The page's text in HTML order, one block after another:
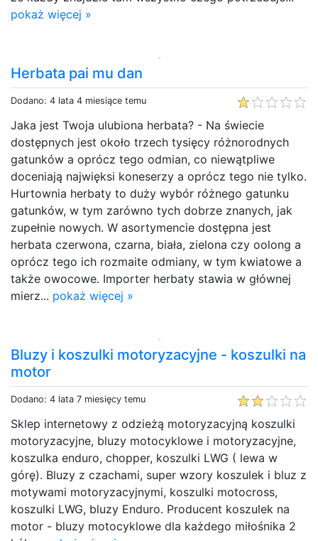
pokaż więcej »
Herbata pai mu dan
Dodano: 4 lata 4 miesiące temu
Jaka jest Twoja ulubiona herbata? - Na świecie
dostępnych jest około trzech tysięcy różnorodnych
gatunków a oprócz tego odmian, co niewątpliwe
doceniają najwięksi koneserzy a oprócz tego nie tylko.
Hurtownia herbaty to duży wybór różnego gatunku
gatunków, w tym zarówno tych dobrze znanych, jak
zupełnie nowych. W asortymencie dostępna jest
herbata czerwona, czarna, biała, zielona czy oolong a
oprócz tego ich rozmaite odmiany, w tym kwiatowe a
także owocowe. Importer herbaty stawia w głównej
mierz... pokaż więcej »
Bluzy i koszulki motoryzacyjne - koszulki na
motor
Dodano: 4 lata 7 miesięcy temu
Sklep internetowy z odzieżą motoryzacyjną koszulki
motoryzacyjne, bluzy motocyklowe i motoryzacyjne,
koszulka enduro, chopper, koszulki LWG ( lewa w
górę). Bluzy z czachami, super wzory koszulek i bluz z
motywami motoryzacyjnymi, koszulki motocross,
koszulki LWG, bluzy Enduro. Producent koszulek na
motor - bluzy motocyklowe dla każdego miłośnika 2